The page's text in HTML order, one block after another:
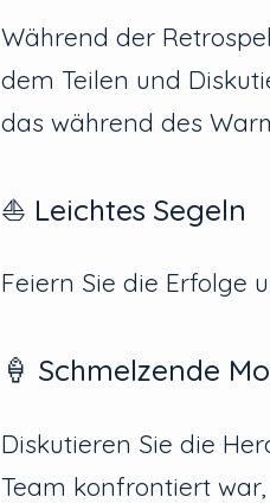
Während der
dem Teilen und
das während des
⛵ Leichtes Segeln
Feiern Sie die Erfolge
🍦 Schmelzende
Diskutieren Sie die
Team konfrontiert